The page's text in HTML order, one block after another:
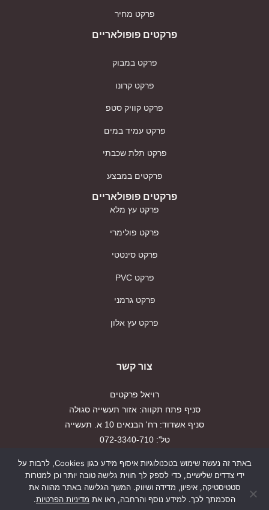
פרקט מחיר
פרקטים פופולאריים
פרקט במבוק
פרקט קרונו
פרקט קוויק סטפ
פרקט עמיד במים
פרקט תלת שכבתי
פרקטים במבצע
פרקטים פופולאריים
פרקט עץ מלא
פרקט פולימרי
פרקט סינטטי
פרקט PVC
פרקט גרמני
פרקט עץ אלון
צור קשר
רויאל פרקטים
סניף פתח תקווה: אזור תעשייה סגולה
סניף אשדוד: רח' הבנאים 10 א. תעשייה
טל': 072-3340-710
הצהרת נגישות
מדיניות פרטיות
באתר זה נעשה שימוש בטכנולוגיות איסוף מידע כגון Cookies, לרבות על
ידי צדדים שלישיים, כדי לספק לך חווית גלישה טובה יותר וכן למטרות
סטטיסטיקה, איפיון, מדידה ושיווק. המשך הגלישה באתר מהווה את
הסכמתך לכך. למידע נוסף והרחבה, ראו את מדיניות הפרטיות.